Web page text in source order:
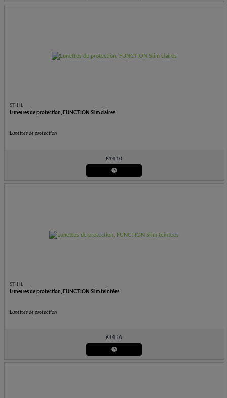
STIHL
Lunettes de protection, FUNCTION Slim claires
Lunettes de protection
€14.10
STIHL
Lunettes de protection, FUNCTION Slim teintées
Lunettes de protection
€14.10